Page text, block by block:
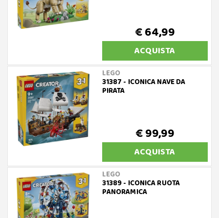
€ 64,99
ACQUISTA
LEGO
31387 - ICONICA NAVE DA
PIRATA
€ 99,99
ACQUISTA
LEGO
31389 - ICONICA RUOTA
PANORAMICA